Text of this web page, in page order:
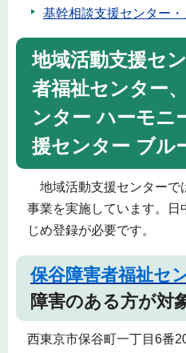
基幹相談支援センター
地域活動支援セ
者福祉センター
ンター ハーモニ
援センター ブル
地域活動支援センターで
事業を実施しています。日
じめ登録が必要です。
保谷障害者福祉セ
障害のある方が対
西東京市保谷町一丁目6番